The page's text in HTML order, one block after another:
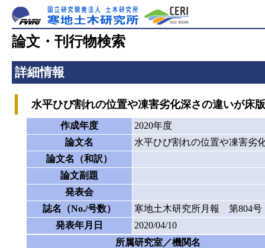
論文・刊行物検索
詳細情報
水平ひび割れの位置や凍害劣化深さの違いが床
作成年度
2020年度
論文名
水平ひび割れの位置や凍害劣
論文名（和訳）
論文副題
発表会
誌名（No./号数）
寒地土木研究所月報 第804号
発表年月日
2020/04/10
所属研究室／機関名